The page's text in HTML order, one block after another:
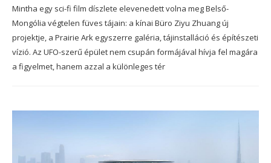
Mintha egy sci-fi film díszlete elevenedett volna meg Belső-
Mongólia végtelen füves tájain: a kínai Büro Ziyu Zhuang új
projektje, a Prairie Ark egyszerre galéria, tájinstalláció és építészeti
vízió. Az UFO-szerű épület nem csupán formájával hívja fel magára
a figyelmet, hanem azzal a különleges tér